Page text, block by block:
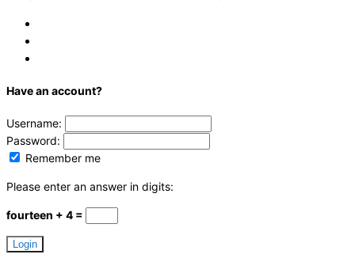
Have an account?
Username:
Password:
Remember me
Please enter an answer in digits:
fourteen + 4 =